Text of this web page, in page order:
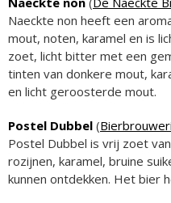
Naeckte non heeft een
mout, noten, karamel en is
zoet, licht bitter met een
tinten van donkere mout,
en licht geroosterde mout.
Postel Dubbel (
Postel Dubbel is vrij zoet
rozijnen, karamel, bruine
kunnen ontdekken. Het bier